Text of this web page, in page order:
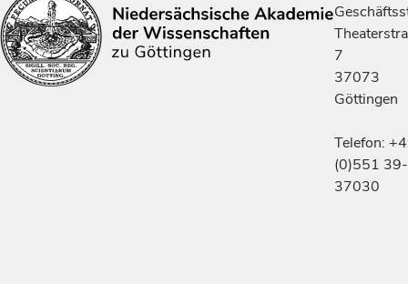
7
37073
Göttingen
Telefon:
(0)551 39-
37030